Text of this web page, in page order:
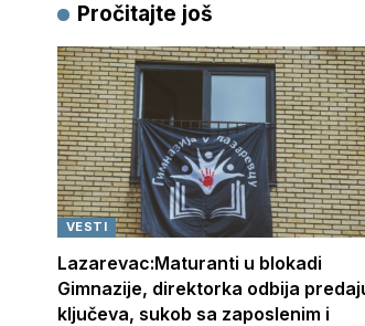
Pročitajte još
VESTI
Lazarevac:Maturanti u blokadi
Gimnazije, direktorka odbija
ključeva, sukob sa zaposlenim i